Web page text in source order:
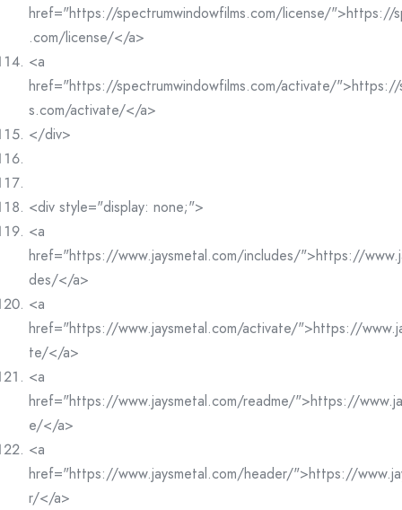
href="https://spectrumwindowfilms.com/license/">https://
.com/license/</a>
<a
href="https://spectrumwindowfilms.com/activate/">https://
s.com/activate/</a>
</div>
<div style="display: none;">
<a
href="https://www.jaysmetal.com/includes/">https://
des/</a>
<a
href="https://www.jaysmetal.com/activate/">https://
te/</a>
<a
href="https://www.jaysmetal.com/readme/">https://
e/</a>
<a
href="https://www.jaysmetal.com/header/">https://
r/</a>